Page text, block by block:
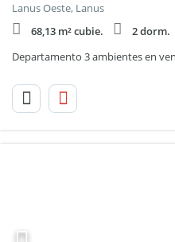
Lanus Oeste, Lanus
68,13 m² cubie.
2 dorm.
Departamento 3 ambientes en